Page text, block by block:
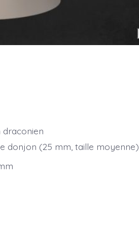
draconien
donjon (25 mm, taille moyenne)